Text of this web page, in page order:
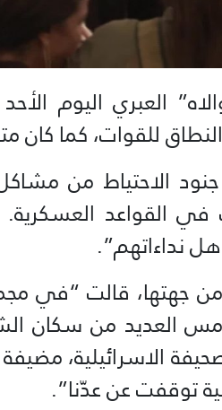
العبري اليوم
للقوات، كما كان
الاحتياط من
القواعد العسكرية.
نداءاتهم”.
جهتها، قالت “في
العديد من سكان
الاسرائيلية،
توقفت عن عدّنا”.